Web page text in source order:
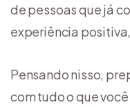
de pessoas que já
experiência
Pensando nisso,
com tudo o que